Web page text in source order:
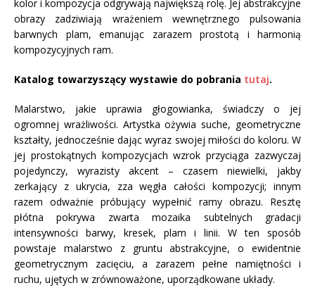
kolor i kompozycja odgrywają największą rolę. Jej abstrakcyjne
obrazy zadziwiają wrażeniem wewnętrznego pulsowania
barwnych plam, emanując zarazem prostotą i harmonią
kompozycyjnych ram.
Katalog towarzyszący wystawie do pobrania tutaj.
Malarstwo, jakie uprawia głogowianka, świadczy o jej
ogromnej wrażliwości. Artystka ożywia suche, geometryczne
kształty, jednocześnie dając wyraz swojej miłości do koloru. W
jej prostokątnych kompozycjach wzrok przyciąga zazwyczaj
pojedynczy, wyrazisty akcent – czasem niewielki, jakby
zerkający z ukrycia, zza węgła całości kompozycji; innym
razem odważnie próbujący wypełnić ramy obrazu. Resztę
płótna pokrywa zwarta mozaika subtelnych gradacji
intensywności barwy, kresek, plam i linii. W ten sposób
powstaje malarstwo z gruntu abstrakcyjne, o ewidentnie
geometrycznym zacięciu, a zarazem pełne namiętności i
ruchu, ujętych w zrównoważone, uporządkowane układy.